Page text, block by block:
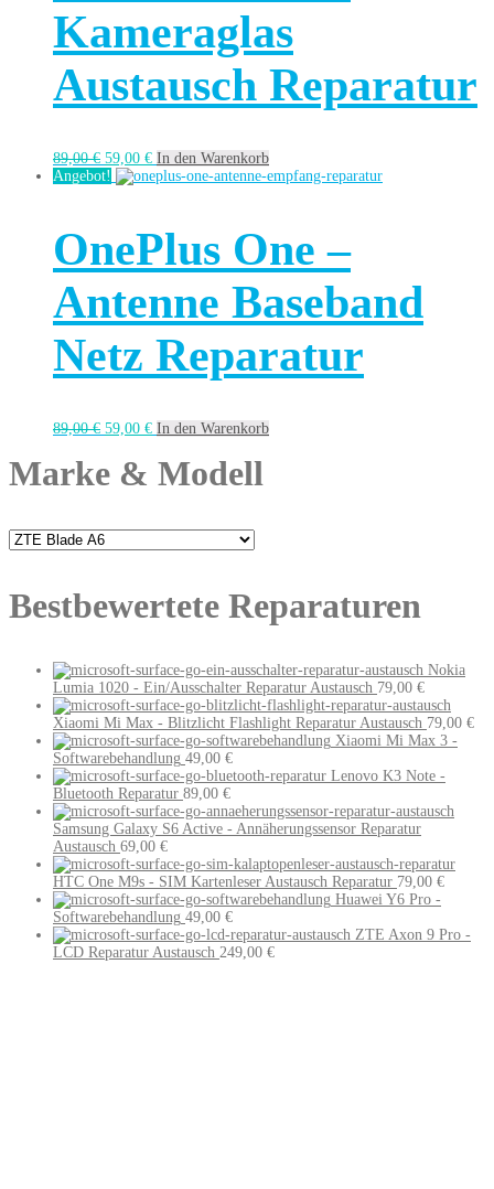
Kameraglas
Austausch Reparatur
89,00€ 59,00 € In den Warenkorb
Angebot!
OnePlus One –
Antenne Baseband
Netz Reparatur
89,00€ 59,00 € In den Warenkorb
Marke & Modell
Bestbewertete Reparaturen
Nokia
Lumia 1020 - Ein/Ausschalter Reparatur Austausch 79,00 €
Xiaomi Mi Max - Blitzlicht Flashlight Reparatur Austausch 79,00 €
Xiaomi Mi Max 3 -
Softwarebehandlung 49,00 €
Lenovo K3 Note -
Bluetooth Reparatur 89,00 €
Samsung Galaxy S6 Active - Annäherungssensor Reparatur
Austausch 69,00 €
HTC One M9s - SIM Kartenleser Austausch Reparatur 79,00 €
Huawei Y6 Pro -
Softwarebehandlung 49,00 €
ZTE Axon 9 Pro -
LCD Reparatur Austausch 249,00 €